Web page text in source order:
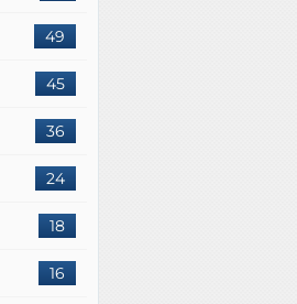
49
45
36
24
18
16